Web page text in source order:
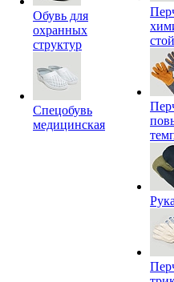
Обувь для
охранных
структур
Спецобувь
медицинская